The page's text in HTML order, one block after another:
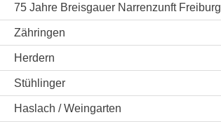
75 Jahre Breisgauer Narrenzunft Freiburg
Zähringen
Herdern
Stühlinger
Haslach / Weingarten